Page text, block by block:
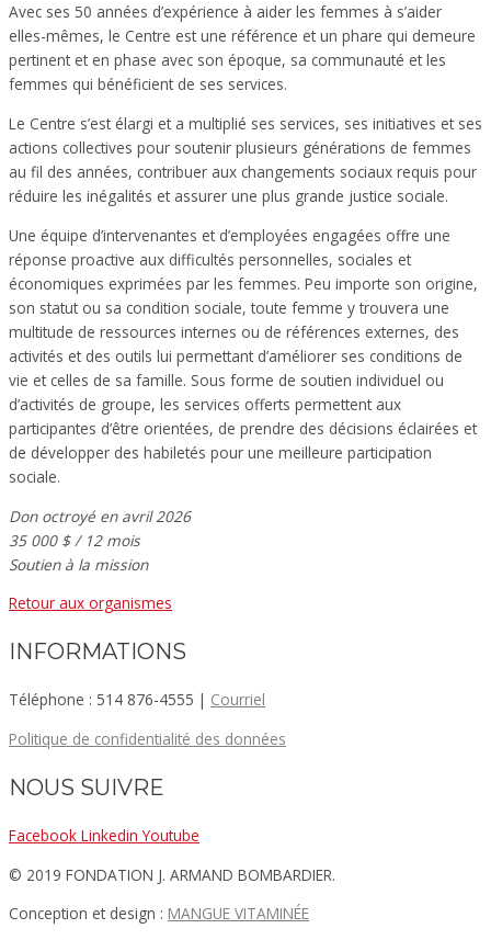
Avec ses 50 années d’expérience à aider les femmes à s’aider
elles-mêmes, le Centre est une référence et un phare qui demeure
pertinent et en phase avec son époque, sa communauté et les
femmes qui bénéficient de ses services.
Le Centre s’est élargi et a multiplié ses services, ses initiatives et ses
actions collectives pour soutenir plusieurs générations de femmes
au fil des années, contribuer aux changements sociaux requis pour
réduire les inégalités et assurer une plus grande justice sociale.
Une équipe d’intervenantes et d’employées engagées offre une
réponse proactive aux difficultés personnelles, sociales et
économiques exprimées par les femmes. Peu importe son origine,
son statut ou sa condition sociale, toute femme y trouvera une
multitude de ressources internes ou de références externes, des
activités et des outils lui permettant d’améliorer ses conditions de
vie et celles de sa famille. Sous forme de soutien individuel ou
d’activités de groupe, les services offerts permettent aux
participantes d’être orientées, de prendre des décisions éclairées et
de développer des habiletés pour une meilleure participation
sociale.
Don octroyé en avril 2026
35 000 $ / 12 mois
Soutien à la mission
Retour aux organismes
INFORMATIONS
Téléphone : 514 876-4555 | Courriel
Politique de confidentialité des données
NOUS SUIVRE
Facebook Linkedin Youtube
© 2019 FONDATION J. ARMAND BOMBARDIER.
Conception et design : MANGUE VITAMINÉE​